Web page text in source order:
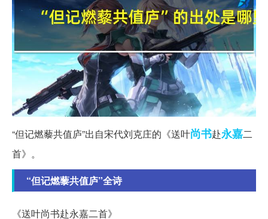
“但记燃藜共值庐”出自宋代刘克庄的《送叶尚书赴永嘉二
首》。
“但记燃藜共值庐”全诗
《送叶尚书赴永嘉二首》